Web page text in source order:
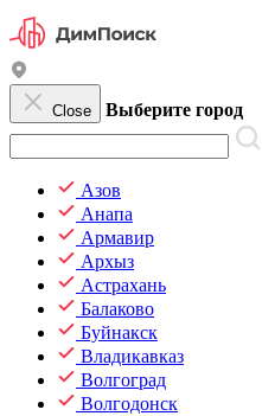
Close Выберите город
Азов
Анапа
Армавир
Архыз
Астрахань
Балаково
Буйнакск
Владикавказ
Волгоград
Волгодонск